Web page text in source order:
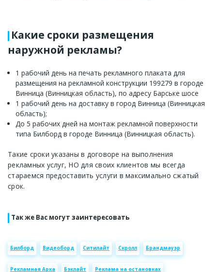
Какие сроки размещения
наружной рекламы?
1 рабочий день на печать рекламного плаката для
размещения на рекламной конструкции 199279 в городе
Винница (Винницкая область), по адресу Барське шосе
1 рабочий день на доставку в город Винница (Винницкая
область);
До 5 рабочих дней на монтаж рекламной поверхности
типа Билборд в городе Винница (Винницкая область).
Такие сроки указаны в договоре на выполнения
рекламных услуг, НО для своих клиентов мы всегда
стараемся предоставить услуги в максимально сжатый
срок.
Так же Вас могут заинтересовать
Билборд Видеоборд Ситилайт Скролл Брандмауэр
Рекламная Арка Бэклайт Реклама на остановках